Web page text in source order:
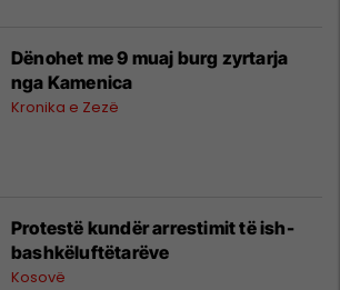
Dënohet me 9 muaj burg zyrtarja
nga Kamenica
Kronika e Zezë
Protestë kundër arrestimit të ish-
bashkëluftëtarëve
Kosovë